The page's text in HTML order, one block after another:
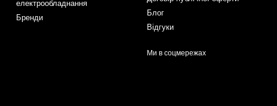
електрообладнання
Бренди
Блог
Відгуки
Ми в соцмережах